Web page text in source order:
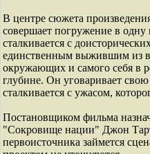
В центре сюжета
совершает погружение в
сталкивается с
единственным выжившим из
окружающих и самого себя в
глубине. Он уговаривает
сталкивается с ужасом,
Постановщиком фильма
"Сокровище нации" Джон
первоисточника займется